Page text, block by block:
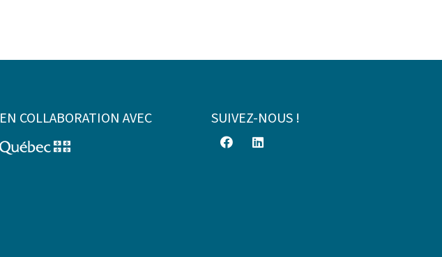
EN COLLABORATION AVEC SUIVEZ-NOUS !